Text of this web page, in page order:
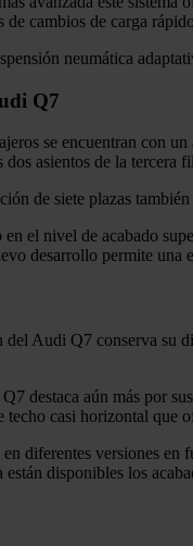
de cambios de carga
neumática
Q7
se encuentran con
asientos de la tercera
de siete plazas
en el nivel de acabado
desarrollo permite una
del Audi Q7 conserva su
destaca aún más por
techo casi horizontal que
diferentes versiones en
están disponibles los